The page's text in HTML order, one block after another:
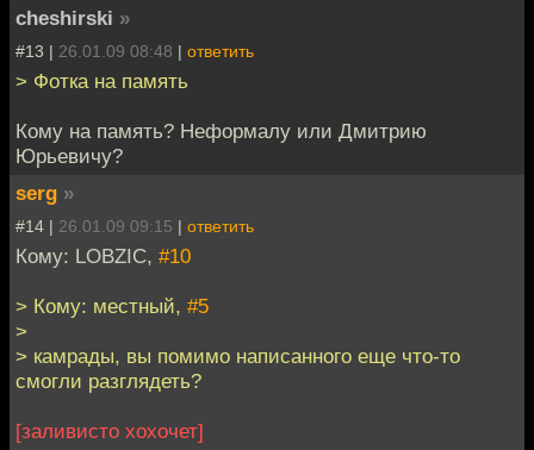
cheshirski »
#13 | 26.01.09 08:48 | ответить
> Фотка на память
Кому на память? Неформалу или Дмитрию
Юрьевичу?
serg »
#14 | 26.01.09 09:15 | ответить
Кому: LOBZIC, #10
> Кому: местный, #5
>
> камрады, вы помимо написанного еще что-то
смогли разглядеть?
[заливисто хохочет]